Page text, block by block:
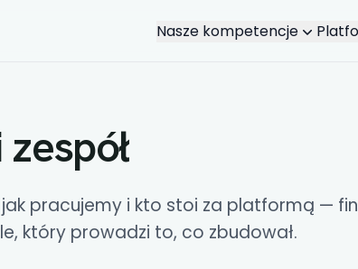
Nasze kompetencje
pracujemy i kto stoi za platformą —
który prowadzi to, co zbudował.